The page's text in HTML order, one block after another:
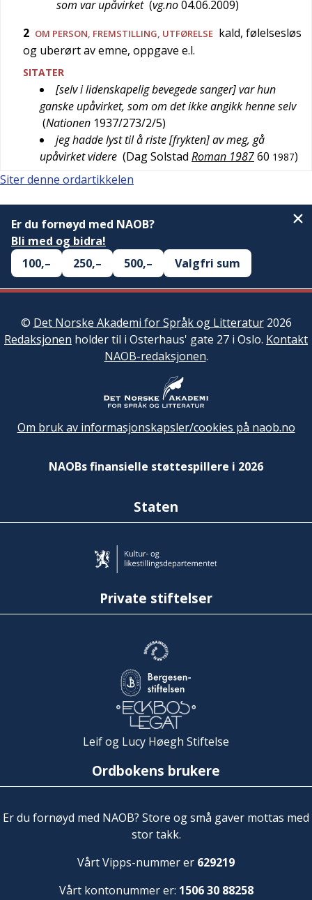
som var upåvirket (vg.no04.06.2009)
2 OM PERSON, FREMSTILLING, UTFØRELSE kald, følelsesløs
og uberørt av emne, oppgave e.l.
SITATER
[selv i lidenskapelig bevegede sanger] var hun
ganske upåvirket, som om det ikke angikk henne selv
(Nationen 1937/273/2/5)
jeg hadde lyst til å riste [frykten] av meg, gå
upåvirket videre (Dag Solstad Roman 198760 1987)
Siter denne ordartikkelen
Er du fornøyd med NAOB?
Bli med og bidra!
100,–
250,– 500,– Valgfri sum
© Det Norske Akademi for Språk og Litteratur2026
Redaksjonen holder til i Osterhaus' gate 27 i Oslo. Kontakt
NAOB-redaksjonen.
Om bruk av informasjonskapsler/cookies på naob.no
NAOBs finansielle støttespillere i 2026
Staten
Private stiftelser
Leif og Lucy Høegh Stiftelse
Ordbokens brukere
Er du fornøyd med NAOB? Store og små gaver mottas med
stor takk.
Vårt Vipps-nummer er 629219
Vårt kontonummer er: 1506 30 88258